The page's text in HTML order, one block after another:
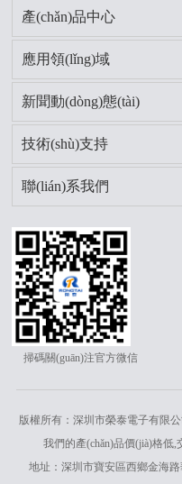
產(chǎn)品中心
應用領(lǐng)域
新聞動(dòng)態(tài)
技術(shù)支持
聯(lián)系我們
掃碼關(guān)注官方微信
版權所有：深圳市榮泰電子有限
我們的產(chǎn)品價(jià)格低,
地址：深圳市寶安區西鄉金海